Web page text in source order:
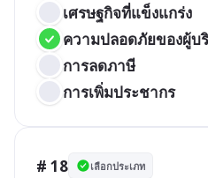
เศรษฐกิจที่แข็งแกร่ง
ความปลอดภัยของผู้บ
การลดภาษี
การเพิ่มประชากร
# 18 เลือกประเภท